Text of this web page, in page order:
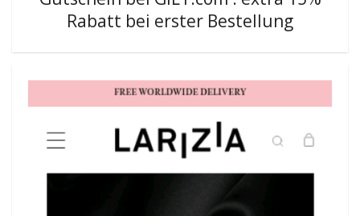
Rabatt bei erster Bestellung